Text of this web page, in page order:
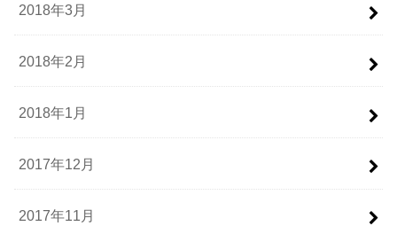
2018年3月
2018年2月
2018年1月
2017年12月
2017年11月